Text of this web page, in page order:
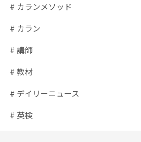
# カランメソッド
# カラン
# 講師
# 教材
# デイリーニュース
# 英検